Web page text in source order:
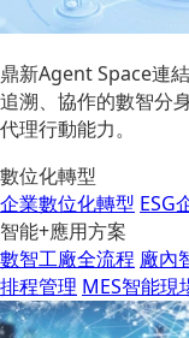
鼎新Agent Space連
追溯、協作的數智分
代理行動能力。
數位化轉型
企業數位化轉型 ESG
智能+應用方案
數智工廠全流程 廠內
排程管理 MES智能現